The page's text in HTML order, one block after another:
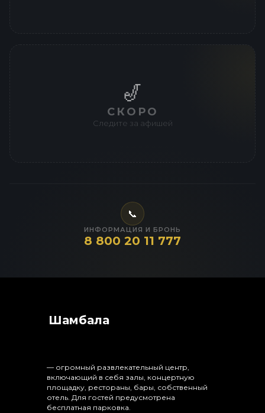
🎷
СКОРО
Следите за афишей
📞
ИНФОРМАЦИЯ И БРОНЬ
8 800 20 11 777
Шамбала
— огромный развлекательный центр,
включающий в себя залы, концертную
площадку, рестораны, бары, собственный
отель. Для гостей предусмотрена
бесплатная парковка.